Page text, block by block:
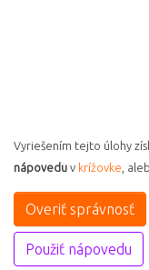
Vyriešením tejto úlohy
nápovedu v krížovke ,